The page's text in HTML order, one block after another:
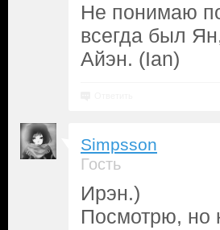
Не понимаю
всегда был
Айэн. (Ian)
Simpsson
Гость
Ирэн.)
Посмотрю, но